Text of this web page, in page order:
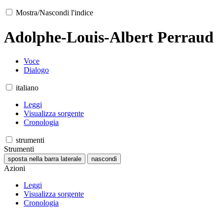
Mostra/Nascondi l'indice
Adolphe-Louis-Albert Perraud
Voce
Dialogo
italiano
Leggi
Visualizza sorgente
Cronologia
strumenti
Strumenti
sposta nella barra laterale nascondi
Azioni
Leggi
Visualizza sorgente
Cronologia